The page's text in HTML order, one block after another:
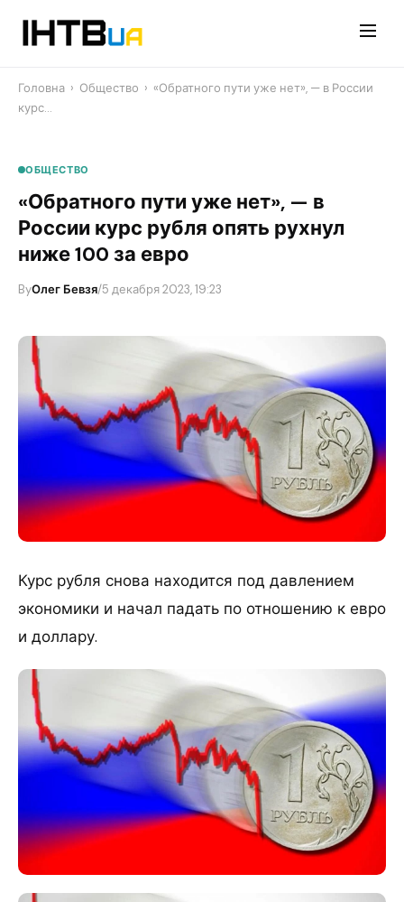
Головна › Общество › «Обратного пути уже нет», — в России
курс…
ОБЩЕСТВО
«Обратного пути уже нет», — в
России курс рубля опять рухнул
ниже 100 за евро
ByОлег Бевзя/5 декабря 2023, 19:23
Курс рубля снова находится под давлением
экономики и начал падать по отношению к евро
и доллару.